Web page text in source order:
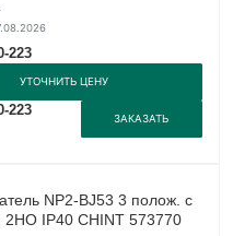
223
УТОЧНИТЬ ЦЕНУ
223
ЗАКАЗАТЬ
NP2-BJ53 3 полож. с
2НО IP40 CHINT 573770